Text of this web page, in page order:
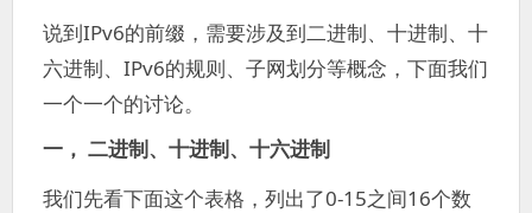
说到IPv6的前缀，需要涉及到二进制、十进制、十
六进制、IPv6的规则、子网划分等概念，下面我们
一个一个的讨论。
一， 二进制、十进制、十六进制
我们先看下面这个表格，列出了0-15之间16个数